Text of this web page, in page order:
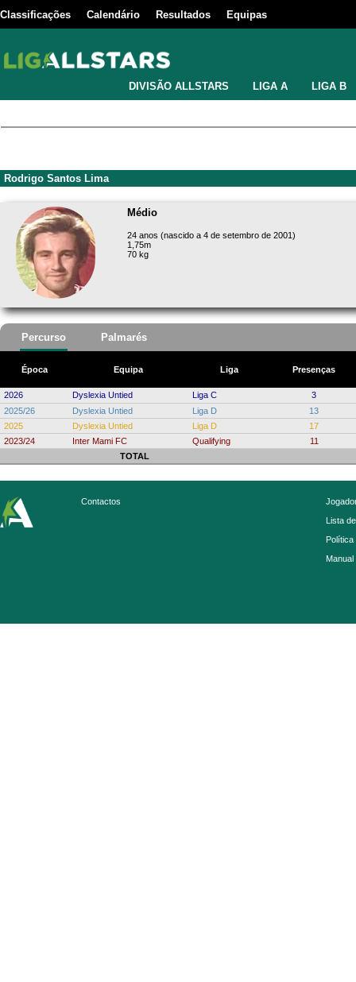
Classificações Calendário Resultados Equipas
DIVISÃO ALLSTARS LIGA A LIGA B
Rodrigo Santos Lima
Médio
24 anos (nascido a 4 de setembro de 2001)
1,75m
70 kg
Percurso Palmarés
Época Equipa Liga Presenças
2026 Dyslexia Untied Liga C
3
2025/26
Dyslexia Untied Liga D
13
2025
Dyslexia Untied Liga D
17
2023/24
Inter Mami FC Qualifying
11
TOTAL
Contactos
Lista
Política